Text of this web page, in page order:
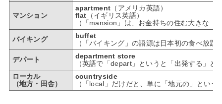
マンション
apartment （アメリカ英語）
flat （イギリス英語）
（「mansion」は、お金持ちの住む大きな
バイキング
buffet
（「バイキング」の語源は日本初の食べ放
デパート
department store
（英語で「depart」というと「出発する」と
ローカル
（地方・田舎）
countryside
（「local」だけだと、単に「地元の」という